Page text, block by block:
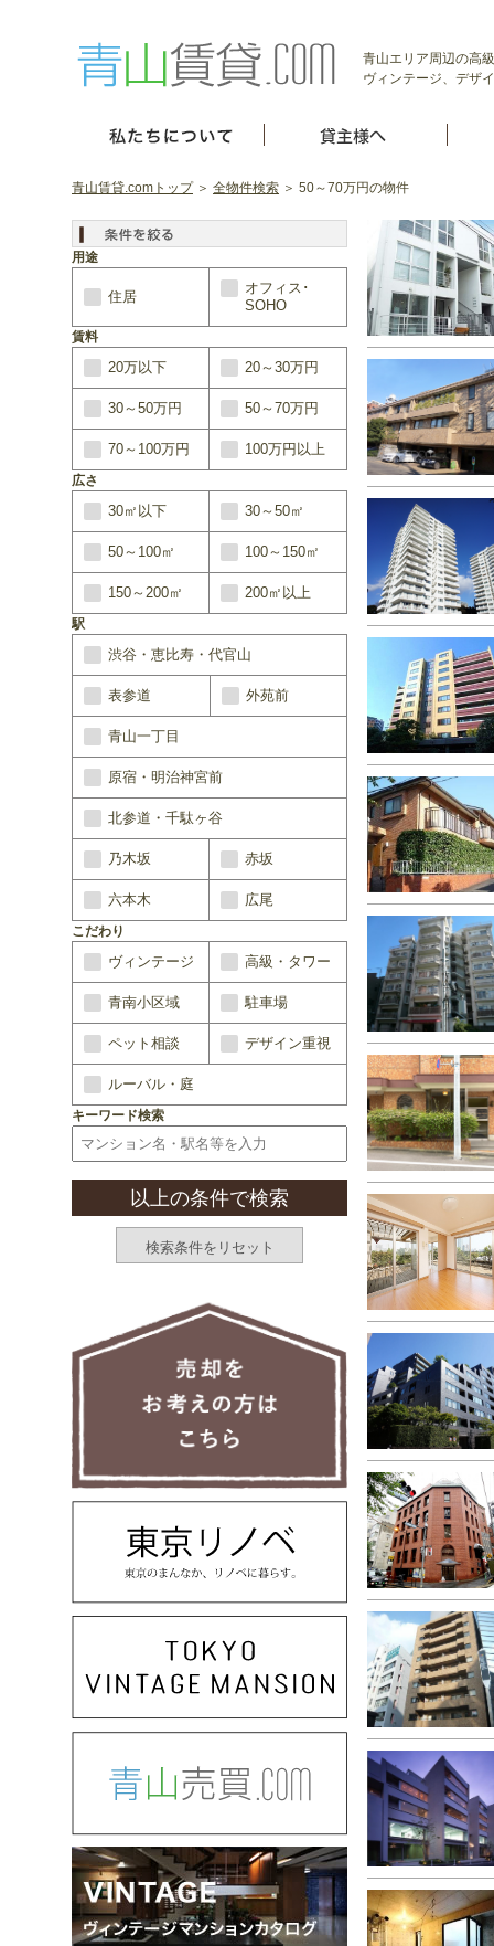
青山エリア周辺の高
ヴィンテージ、デザ
青山賃貸.comトップ＞ 全物件検索 ＞ 50～70万円の物件
用途
住居
オフィス･
SOHO
賃料
20万以下 20～30万円
30～50万円 50～70万円
70～100万円 100万円以上
広さ
30㎡以下 30～50㎡
50～100㎡ 100～150㎡
150～200㎡ 200㎡以上
駅
渋谷・恵比寿・代官山
表参道 外苑前
青山一丁目
原宿・明治神宮前
北参道・千駄ヶ谷
乃木坂 赤坂
六本木 広尾
こだわり
ヴィンテージ 高級・タワー
青南小区域 駐車場
ペット相談 デザイン重視
ルーバル・庭
キーワード検索